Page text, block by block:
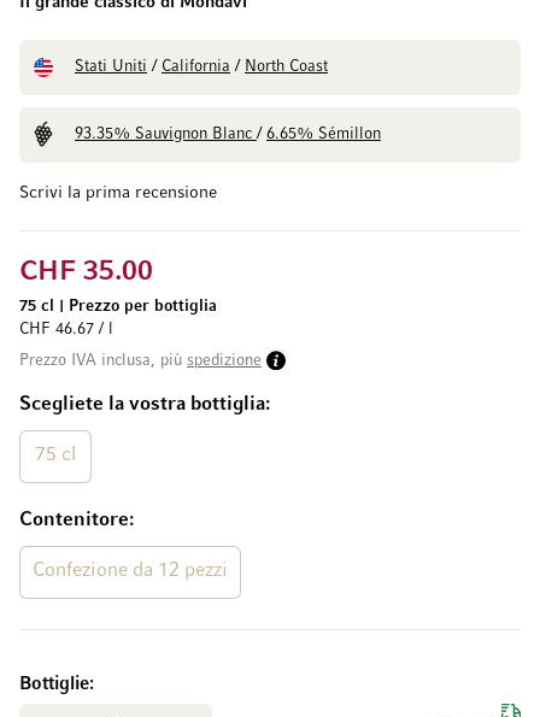
Scrivi la prima recensione
Stati Uniti / California / North Coast
93.35% Sauvignon Blanc/ 6.65% Sémillon
Scegliete la vostra bottiglia
75 cl
Contenitore
Confezione da 12 pezzi
CHF 35.00
75 cl
Prezzo per bottiglia
CHF 46.67 / l
Prezzo IVA inclusa, più spedizione
Bottiglie